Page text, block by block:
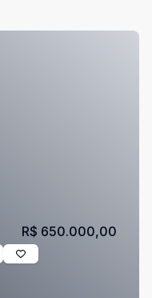
R$ 650.000,00